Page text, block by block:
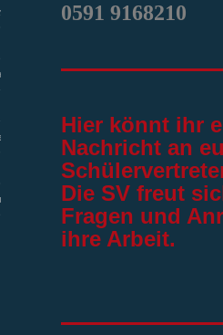
0591 9168210
Hier könnt ihr
Nachricht an
Die SV freut
Fragen und
ihre Arbeit.